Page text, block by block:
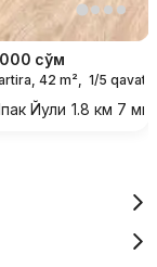
сўм
42 m², 1/5 qavat
Йули 1.8 км 7